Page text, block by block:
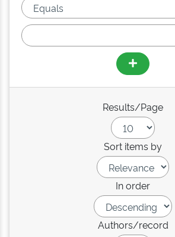
Results/Page
Sort items by
In order
Authors/record